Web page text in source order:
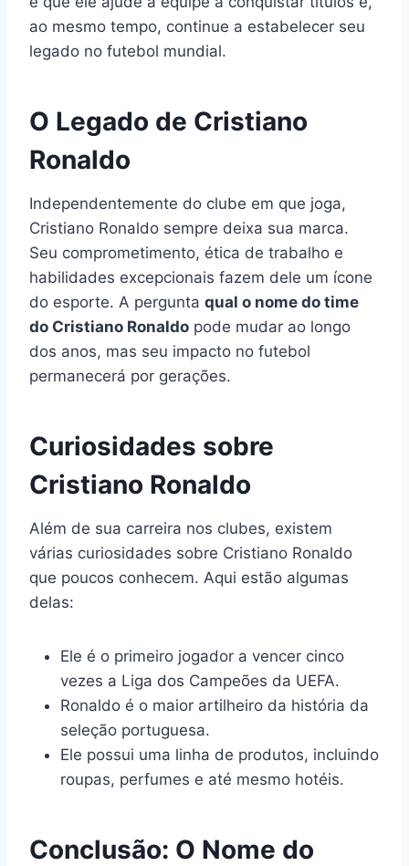
ao mesmo tempo, continue a estabelecer seu
legado no futebol mundial.
O Legado de Cristiano
Ronaldo
Independentemente do clube em que joga,
Cristiano Ronaldo sempre deixa sua marca.
Seu comprometimento, ética de trabalho e
habilidades excepcionais fazem dele um ícone
do esporte. A pergunta qual o nome do time
do Cristiano Ronaldo pode mudar ao longo
dos anos, mas seu impacto no futebol
permanecerá por gerações.
Curiosidades sobre
Cristiano Ronaldo
Além de sua carreira nos clubes, existem
várias curiosidades sobre Cristiano Ronaldo
que poucos conhecem. Aqui estão algumas
delas:
Ele é o primeiro jogador a vencer cinco
vezes a Liga dos Campeões da UEFA.
Ronaldo é o maior artilheiro da história da
seleção portuguesa.
Ele possui uma linha de produtos, incluindo
roupas, perfumes e até mesmo hotéis.
Conclusão: O Nome do